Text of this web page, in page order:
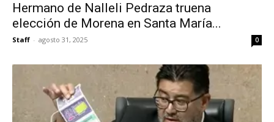
Hermano de Nalleli Pedraza truena
elección de Morena en Santa María...
Staff - agosto 31, 2025 0